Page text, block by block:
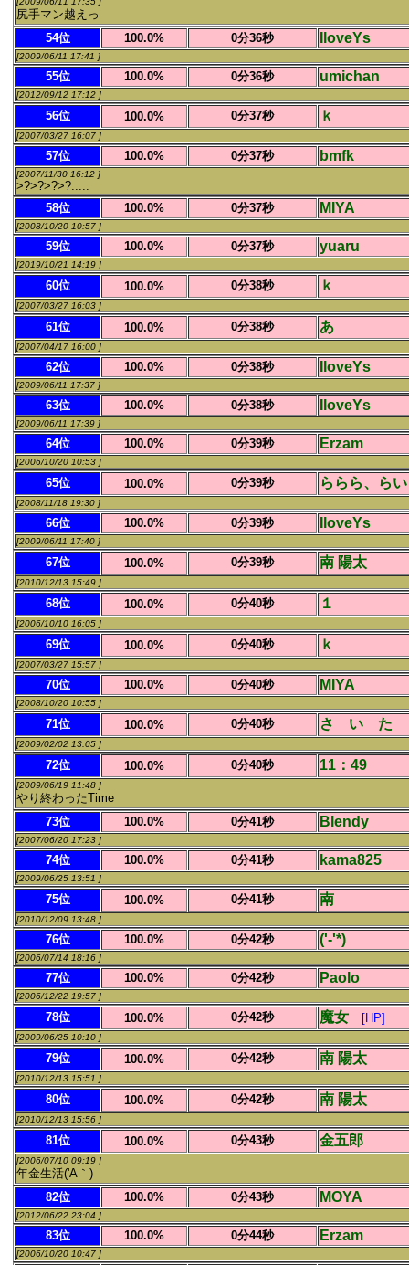
尻手マン越えっ
54位
100.0% 0分36秒 IloveYs
[2009/06/11 17:41 ]
55位 100.0% 0分36秒 umichan
[2012/09/12 17:12 ]
56位 100.0% 0分37秒 ｋ
[2007/03/27 16:07 ]
57位 100.0% 0分37秒 bmfk
[2007/11/30 16:12 ]
>?>?>?>?.....
58位
100.0% 0分37秒 MIYA
[2008/10/20 10:57 ]
59位 100.0% 0分37秒 yuaru
[2019/10/21 14:19 ]
60位 100.0% 0分38秒 ｋ
[2007/03/27 16:03 ]
61位 100.0% 0分38秒 あ
[2007/04/17 16:00 ]
62位 100.0% 0分38秒 IloveYs
[2009/06/11 17:37 ]
63位 100.0% 0分38秒 IloveYs
[2009/06/11 17:39 ]
64位 100.0% 0分39秒 Erzam
[2006/10/20 10:53 ]
65位 100.0% 0分39秒 ららら、らい
[2008/11/18 19:30 ]
66位 100.0% 0分39秒 IloveYs
[2009/06/11 17:40 ]
67位 100.0% 0分39秒 南 陽太
[2010/12/13 15:49 ]
68位 100.0% 0分40秒 １
[2006/10/10 16:05 ]
69位 100.0% 0分40秒 ｋ
[2007/03/27 15:57 ]
70位 100.0% 0分40秒 MIYA
[2008/10/20 10:55 ]
71位 100.0% 0分40秒 さ い た
[2009/02/02 13:05 ]
72位 100.0% 0分40秒 11：49
[2009/06/19 11:48 ]
やり終わったTime
73位
100.0% 0分41秒 Blendy
[2007/06/20 17:23 ]
74位 100.0% 0分41秒 kama825
[2009/06/25 13:51 ]
75位 100.0% 0分41秒 南
[2010/12/09 13:48 ]
76位 100.0% 0分42秒 ('-'*)
[2006/07/14 18:16 ]
77位 100.0% 0分42秒 Paolo
[2006/12/22 19:57 ]
78位 100.0% 0分42秒 魔女 [HP]
[2009/06/25 10:10 ]
79位 100.0% 0分42秒 南 陽太
[2010/12/13 15:51 ]
80位 100.0% 0分42秒 南 陽太
[2010/12/13 15:56 ]
81位 100.0% 0分43秒 金五郎
[2006/07/10 09:19 ]
年金生活('A｀)
82位
100.0% 0分43秒 MOYA
[2012/06/22 23:04 ]
83位 100.0% 0分44秒 Erzam
[2006/10/20 10:47 ]